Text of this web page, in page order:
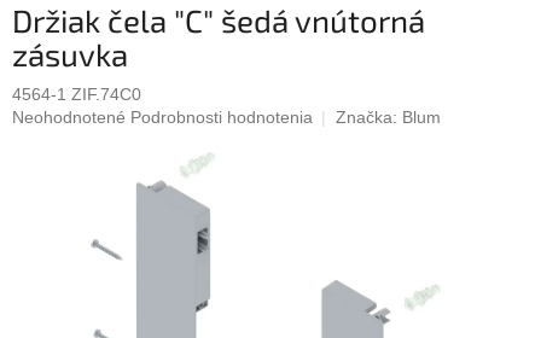
Držiak čela "C" šedá vnútorná
zásuvka
4564-1 ZIF.74C0
Priemerné
Neohodnotené Podrobnosti hodnotenia Značka: Blum